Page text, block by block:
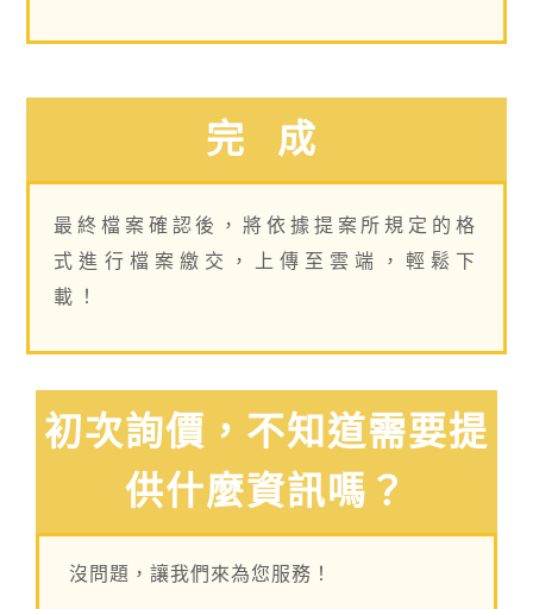
完 成
最終檔案確認後，將依據提案所規定的格
式進行檔案繳交，上傳至雲端，輕鬆下
載！
初次詢價，不知道需要提
供什麼資訊嗎？
沒問題，讓我們來為您服務！